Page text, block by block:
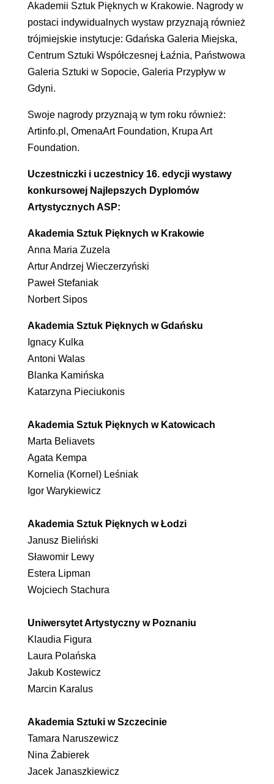
Akademii Sztuk Pięknych w Krakowie. Nagrody w
postaci indywidualnych wystaw przyznają również
trójmiejskie instytucje: Gdańska Galeria Miejska,
Centrum Sztuki Współczesnej Łaźnia, Państwowa
Galeria Sztuki w Sopocie, Galeria Przypływ w
Gdyni.
Swoje nagrody przyznają w tym roku również:
Artinfo.pl, OmenaArt Foundation, Krupa Art
Foundation.
Uczestniczki i uczestnicy 16. edycji wystawy
konkursowej Najlepszych Dyplomów
Artystycznych ASP:
Akademia Sztuk Pięknych w Krakowie
Anna Maria Zuzela
Artur Andrzej Wieczerzyński
Paweł Stefaniak
Norbert Sipos
Akademia Sztuk Pięknych w Gdańsku
Ignacy Kulka
Antoni Walas
Blanka Kamińska
Katarzyna Pieciukonis
Akademia Sztuk Pięknych w Katowicach
Marta Beliavets
Agata Kempa
Kornelia (Kornel) Leśniak
Igor Warykiewicz
Akademia Sztuk Pięknych w Łodzi
Janusz Bieliński
Sławomir Lewy
Estera Lipman
Wojciech Stachura
Uniwersytet Artystyczny w Poznaniu
Klaudia Figura
Laura Polańska
Jakub Kostewicz
Marcin Karalus
Akademia Sztuki w Szczecinie
Tamara Naruszewicz
Nina Żabierek
Jacek Janaszkiewicz